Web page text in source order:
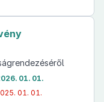
01. 01.
01. 01.